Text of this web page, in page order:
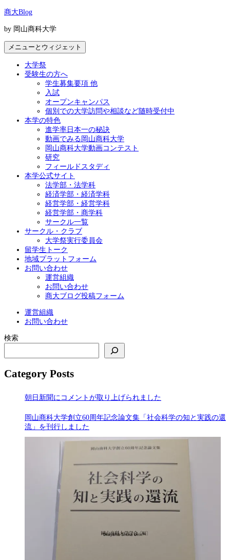
コ
テ
ツ
商大Blog
by 岡山商科大学
メニューとウィジェット
大学祭
受験生の方へ
学生募集要項 他
入試
オープンキャンパス
個別での大学訪問や相談など随時受付中
本学の特色
進学率日本一の秘訣
動画でみる岡山商科大学
岡山商科大学動画コンテスト
研究
フィールドスタディ
本学公式サイト
法学部・法学科
経済学部・経済学科
経営学部・経営学科
経営学部・商学科
サークル一覧
サークル・クラブ
大学祭実行委員会
留学生トーク
地域プラットフォーム
お問い合わせ
運営組織
お問い合わせ
商大ブログ投稿フォーム
運営組織
お問い合わせ
検索
Category Posts
朝日新聞にコメントが取り上げられました
岡山商科大学創立60周年記念論文集「社会科学の知と実践の還
流」を刊行しました